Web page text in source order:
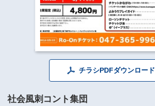
チラシPDFダウンロード
社会風刺コント集団